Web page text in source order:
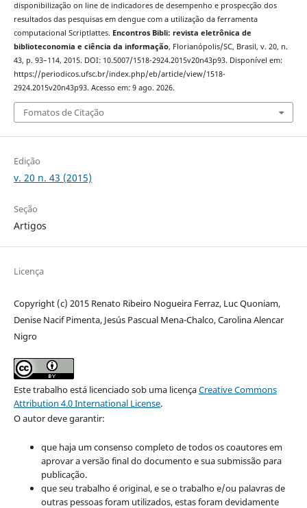
disponibilização on line de indicadores de desempenho e prospecção dos
resultados das pesquisas em dengue com a utilização da ferramenta
computacional Scriptlattes. Encontros Bibli: revista eletrônica de
biblioteconomia e ciência da informação, Florianópolis/SC, Brasil, v. 20, n.
43, p. 93–114, 2015. DOI: 10.5007/1518-2924.2015v20n43p93. Disponível em:
https://periodicos.ufsc.br/index.php/eb/article/view/1518-
2924.2015v20n43p93. Acesso em: 9 ago. 2026.
Fomatos de Citação
Edição
v. 20 n. 43 (2015)
Seção
Artigos
Licença
Copyright (c) 2015 Renato Ribeiro Nogueira Ferraz, Luc Quoniam,
Denise Nacif Pimenta, Jesús Pascual Mena-Chalco, Carolina Alencar
Nigro
Este trabalho está licenciado sob uma licençaCreative Commons
Attribution 4.0 International License.
O autor deve garantir:
que haja um consenso completo de todos os coautores em
aprovar a versão final do documento e sua submissão para
publicação.
que seu trabalho é original, e se o trabalho e/ou palavras de
outras pessoas foram utilizados, estas foram devidamente